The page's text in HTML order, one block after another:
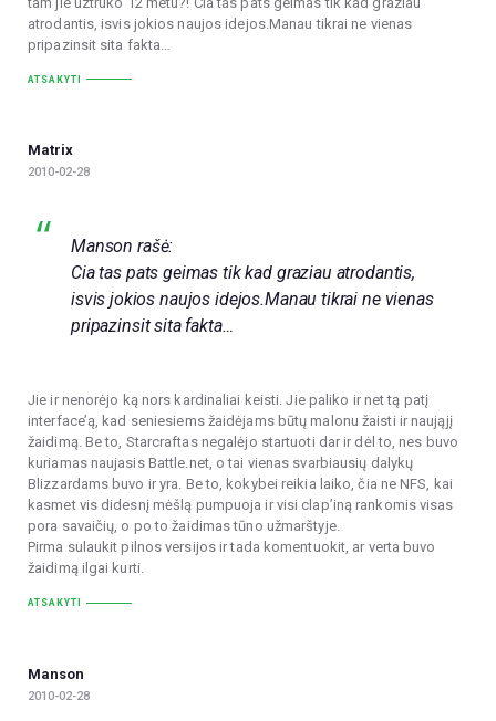
atrodantis, isvis jokios naujos idejos.Manau tikrai ne vienas
pripazinsit sita fakta…
ATSAKYTI
Matrix
2010-02-28
Manson rašė:
Cia tas pats geimas tik kad graziau atrodantis,
isvis jokios naujos idejos.Manau tikrai ne vienas
pripazinsit sita fakta…
Jie ir nenorėjo ką nors kardinaliai keisti. Jie paliko ir net tą patį
interface’ą, kad seniesiems žaidėjams būtų malonu žaisti ir naująjį
žaidimą. Be to, Starcraftas negalėjo startuoti dar ir dėl to, nes buvo
kuriamas naujasis Battle.net, o tai vienas svarbiausių dalykų
Blizzardams buvo ir yra. Be to, kokybei reikia laiko, čia ne NFS, kai
kasmet vis didesnį mėšlą pumpuoja ir visi clap’iną rankomis visas
pora savaičių, o po to žaidimas tūno užmarštyje.
Pirma sulaukit pilnos versijos ir tada komentuokit, ar verta buvo
žaidimą ilgai kurti.
ATSAKYTI
Manson
2010-02-28